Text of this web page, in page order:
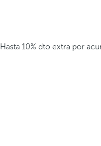
Hasta 10% dto extra por